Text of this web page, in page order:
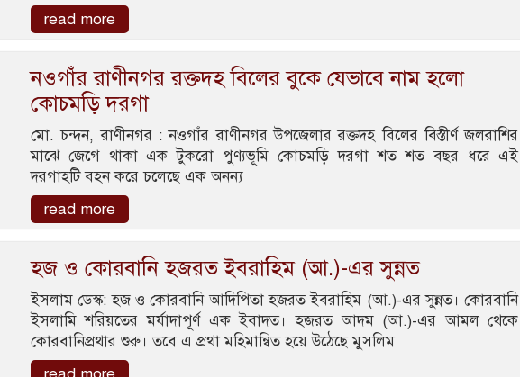
read more
নওগাঁর রাণীনগর রক্তদহ বিলের বুকে যেভাবে নাম হলো
কোচমড়ি দরগা
মো. চন্দন, রাণীনগর : নওগাঁর রাণীনগর উপজেলার রক্তদহ বিলের বিস্তীর্ণ জলরাশির
মাঝে জেগে থাকা এক টুকরো পুণ্যভূমি কোচমড়ি দরগা শত শত বছর ধরে এই
দরগাহটি বহন করে চলেছে এক অনন্য
read more
হজ ও কোরবানি হজরত ইবরাহিম (আ.)-এর সুন্নত
ইসলাম ডেস্ক: হজ ও কোরবানি আদিপিতা হজরত ইবরাহিম (আ.)-এর সুন্নত। কোরবানি
ইসলামি শরিয়তের মর্যাদাপূর্ণ এক ইবাদত। হজরত আদম (আ.)-এর আমল থেকে
কোরবানিপ্রথার শুরু। তবে এ প্রথা মহিমান্বিত হয়ে উঠেছে মুসলিম